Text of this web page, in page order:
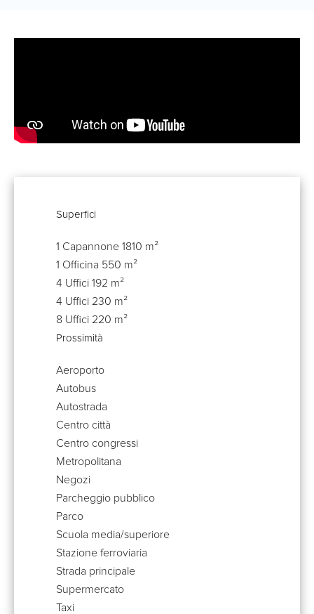
Superfici
1 Capannone 1810 m²
1 Officina 550 m²
4 Uffici 192 m²
4 Uffici 230 m²
8 Uffici 220 m²
Prossimità
Aeroporto
Autobus
Autostrada
Centro città
Centro congressi
Metropolitana
Negozi
Parcheggio pubblico
Parco
Scuola media/superiore
Stazione ferroviaria
Strada principale
Supermercato
Taxi